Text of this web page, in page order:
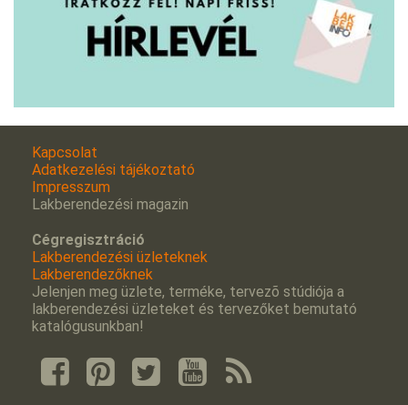
Kapcsolat
Adatkezelési tájékoztató
Impresszum
Lakberendezési magazin
Cégregisztráció
Lakberendezési üzleteknek
Lakberendezőknek
Jelenjen meg üzlete, terméke, tervezõ stúdiója a
lakberendezési üzleteket és tervezőket bemutató
katalógusunkban!